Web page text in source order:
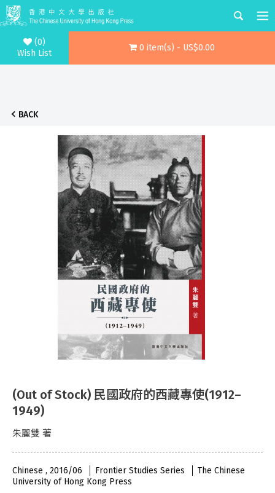
(0)
Wish List
0 item(s) - US$0.00
BACK
(Out of Stock) 民國政府的西藏專使(1912–
1949)
朱麗雙 著
Chinese , 2016/06 Frontier Studies Series
The Chinese
University of Hong Kong Press